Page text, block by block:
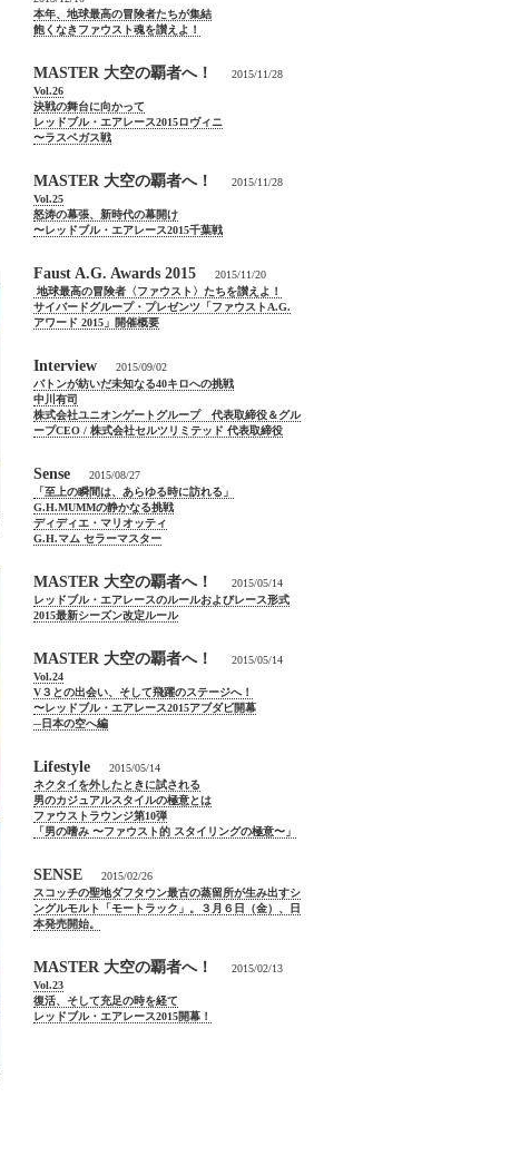
本年、地球最高の冒険者たちが集結
飽くなきファウスト魂を讃えよ！
MASTER 大空の覇者へ！
2015/11/28
Vol.26
決戦の舞台に向かって
レッドブル・エアレース2015ロヴィニ
〜ラスベガス戦
MASTER 大空の覇者へ！
2015/11/28
Vol.25
怒涛の幕張、新時代の幕開け
〜レッドブル・エアレース2015千葉戦
Faust A.G. Awards 2015
2015/11/20
地球最高の冒険者〈ファウスト〉たちを讃えよ！
サイバードグループ・プレゼンツ「ファウストA.G.
アワード 2015」開催概要
Interview
2015/09/02
バトンが紡いだ未知なる40キロへの挑戦
中川有司
株式会社ユニオンゲートグループ 代表取締役＆グル
ープCEO / 株式会社セルツリミテッド 代表取締役
Sense
2015/08/27
「至上の瞬間は、あらゆる時に訪れる」
G.H.MUMMの静かなる挑戦
ディディエ・マリオッティ
G.H.マム セラーマスター
MASTER 大空の覇者へ！
2015/05/14
レッドブル・エアレースのルールおよびレース形式
2015最新シーズン改定ルール
MASTER 大空の覇者へ！
2015/05/14
Vol.24
V３との出会い、そして飛躍のステージへ！
〜レッドブル・エアレース2015アブダビ開幕
─日本の空へ編
Lifestyle
2015/05/14
ネクタイを外したときに試される
男のカジュアルスタイルの極意とは
ファウストラウンジ第10弾
「男の嗜み 〜ファウスト的 スタイリングの極意〜」
SENSE
2015/02/26
スコッチの聖地ダフタウン最古の蒸留所が生み出すシ
ングルモルト「モートラック」。３月６日（金）、日
本発売開始。
MASTER 大空の覇者へ！
2015/02/13
Vol.23
復活、そして充足の時を経て
レッドブル・エアレース2015開幕！